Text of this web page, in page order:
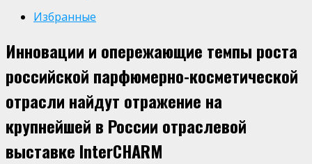
Избранные
Инновации и опережающие темпы роста
российской парфюмерно-косметической
отрасли найдут отражение на
крупнейшей в России отраслевой
выставке InterCHARM